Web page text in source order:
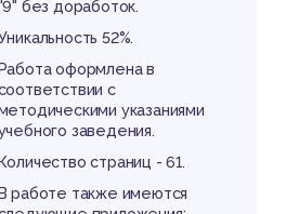
без доработок.
52%.
Работа оформлена в
с
указаниями
заведения.
Количество страниц - 61.
В работе также имеются